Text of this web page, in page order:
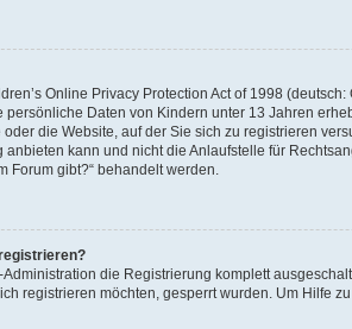
Online Privacy Protection Act of 1998
persönliche Daten von Kindern unter 13 Jahren
die Website, auf der Sie sich zu registrieren
anbieten kann und nicht die Anlaufstelle für
Forum gibt?“ behandelt werden.
die Registrierung komplett
registrieren möchten, gesperrt wurden. Um Hilfe